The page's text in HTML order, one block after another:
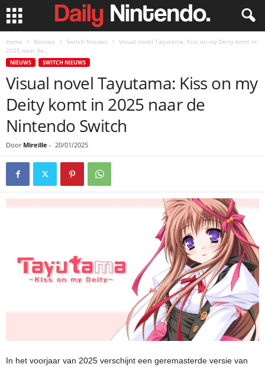
Home Nieuws Switch Nieuws
Visual novel Tayutama: Kiss on my Deity komt in
2025 naar de...
NIEUWS SWITCH NIEUWS
Visual novel Tayutama: Kiss on my
Deity komt in 2025 naar de
Nintendo Switch
Door Mireille - 20/01/2025
In het voorjaar van 2025 verschijnt een geremasterde versie van